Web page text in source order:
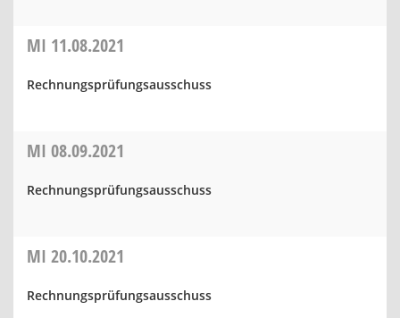
MI 11.08.2021
Rechnungsprüfungsausschuss
MI 08.09.2021
Rechnungsprüfungsausschuss
MI 20.10.2021
Rechnungsprüfungsausschuss